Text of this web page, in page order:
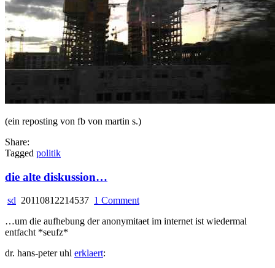
(ein reposting von fb von martin s.)
Share:
Tagged politik
die alte diskussion…
sd 20110812214537 1 Commenton
alte
…um die aufhebung der anonymitaet im internet ist wiedermal
entfacht *seufz*
dr. hans-peter uhl erklaert: